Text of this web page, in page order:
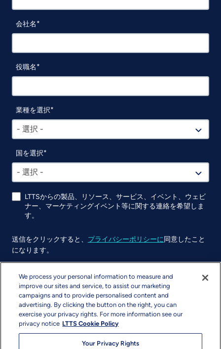
会社名
役職名
業種を選択
- 選択 -
国を選択
- 選択 -
LTTSからの製品、リソース、サービス、イベント、ウェビ
ナー、マーケティングイベント等に関する連絡を希望しま
す。
送信をクリックすると、 プライバシーポリシーに同意したこと
になります。
We process your personal information to measure and
improve our sites and service, to assist our marketing
campaigns and to provide personalised content and
advertising. By clicking the button on the right, you can
exercise your privacy rights. For more information see our
privacy notice LTTS Cookie Policy
Your Privacy Rights